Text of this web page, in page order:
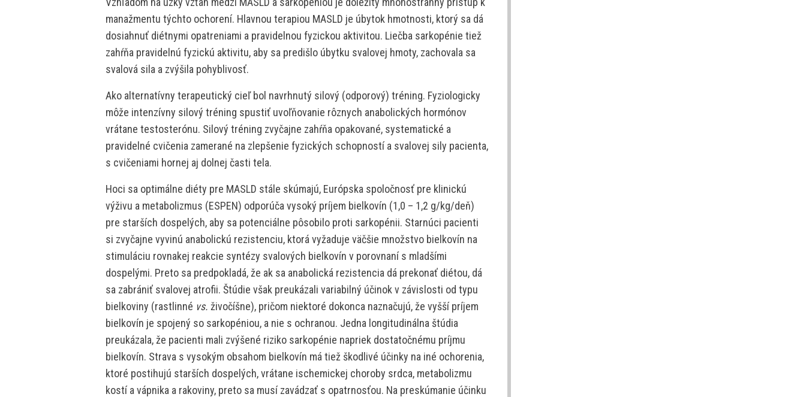
manažmentu týchto ochorení. Hlavnou terapiou MASLD je úbytok hmotnosti, ktorý sa dá
dosiahnuť diétnymi opatreniami a pravidelnou fyzickou aktivitou. Liečba sarkopénie tiež
zahŕňa pravidelnú fyzickú aktivitu, aby sa predišlo úbytku svalovej hmoty, zachovala sa
svalová sila a zvýšila pohyblivosť.
Ako alternatívny terapeutický cieľ bol navrhnutý silový (odporový) tréning. Fyziologicky
môže intenzívny silový tréning spustiť uvoľňovanie rôznych anabolických hormónov
vrátane testosterónu. Silový tréning zvyčajne zahŕňa opakované, systematické a
pravidelné cvičenia zamerané na zlepšenie fyzických schopností a svalovej sily pacienta,
s cvičeniami hornej aj dolnej časti tela.
Hoci sa optimálne diéty pre MASLD stále skúmajú, Európska spoločnosť pre klinickú
výživu a metabolizmus (ESPEN) odporúča vysoký príjem bielkovín (1,0 – 1,2 g/kg/deň)
pre starších dospelých, aby sa potenciálne pôsobilo proti sarkopénii. Starnúci pacienti
si zvyčajne vyvinú anabolickú rezistenciu, ktorá vyžaduje väčšie množstvo bielkovín na
stimuláciu rovnakej reakcie syntézy svalových bielkovín v porovnaní s mladšími
dospelými. Preto sa predpokladá, že ak sa anabolická rezistencia dá prekonať diétou, dá
sa zabrániť svalovej atrofii. Štúdie však preukázali variabilný účinok v závislosti od typu
bielkoviny (rastlinné vs. živočíšne), pričom niektoré dokonca naznačujú, že vyšší príjem
bielkovín je spojený so sarkopéniou, a nie s ochranou. Jedna longitudinálna štúdia
preukázala, že pacienti mali zvýšené riziko sarkopénie napriek dostatočnému príjmu
bielkovín. Strava s vysokým obsahom bielkovín má tiež škodlivé účinky na iné ochorenia,
ktoré postihujú starších dospelých, vrátane ischemickej choroby srdca, metabolizmu
kostí a vápnika a rakoviny, preto sa musí zavádzať s opatrnosťou. Na preskúmanie účinku